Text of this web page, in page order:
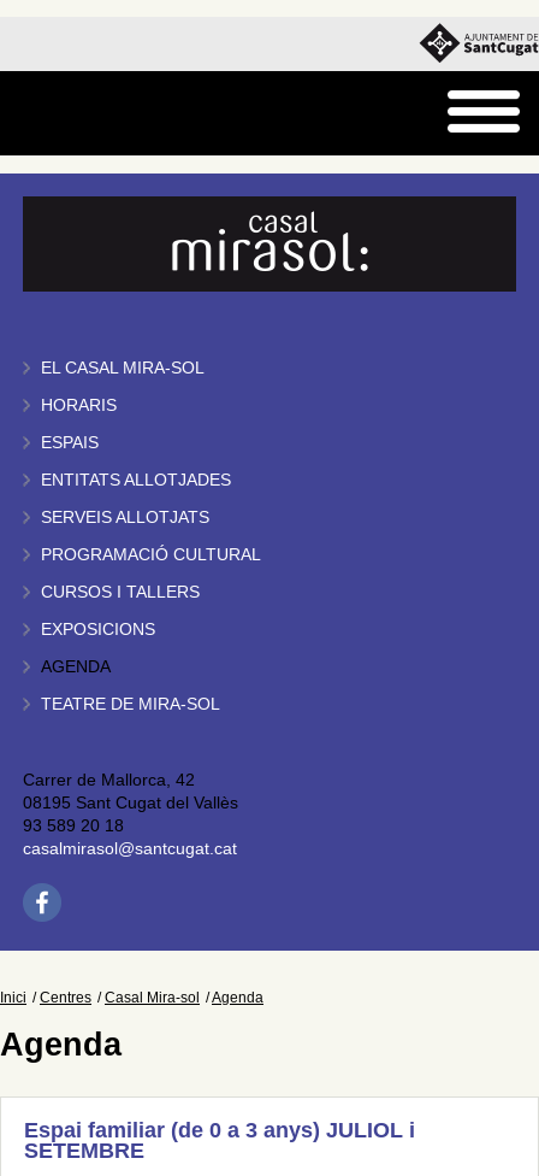
EL CASAL MIRA-SOL
HORARIS
ESPAIS
ENTITATS ALLOTJADES
SERVEIS ALLOTJATS
PROGRAMACIÓ CULTURAL
CURSOS I TALLERS
EXPOSICIONS
AGENDA
TEATRE DE MIRA-SOL
Carrer de Mallorca, 42
08195 Sant Cugat del Vallès
93 589 20 18
casalmirasol@santcugat.cat
Inici Centres Casal Mira-sol Agenda
Agenda
Espai familiar (de 0 a 3 anys) JULIOL i
SETEMBRE